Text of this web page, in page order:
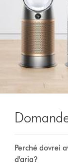
Perché dovrei
d'aria?